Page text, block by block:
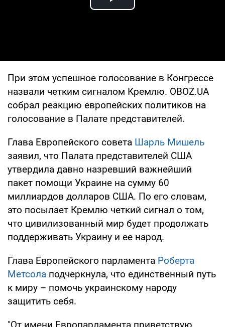
Play Video
При этом успешное голосование в Конгрессе
назвали четким сигналом Кремлю. OBOZ.UA
собрал реакцию европейских политиков на
голосование в Палате представителей.
Глава Европейского совета Шарль Мишель
заявил, что Палата представителей США
утвердила давно назревший важнейший
пакет помощи Украине на сумму 60
миллиардов долларов США. По его словам,
это посылает Кремлю четкий сигнал о том,
что цивилизованный мир будет продолжать
поддерживать Украину и ее народ.
Глава Европейского парламента Роберта
Метсола подчеркнула, что единственный путь
к миру – помочь украинскому народу
защитить себя.
"От имени Европарламента приветствую